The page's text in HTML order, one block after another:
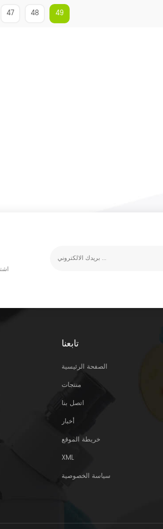
47 48 49
تابعنا
الصفحة الرئيسية
منتجات
اتصل بنا
أخبار
خريطة الموقع
XML
سياسة الخصوصية